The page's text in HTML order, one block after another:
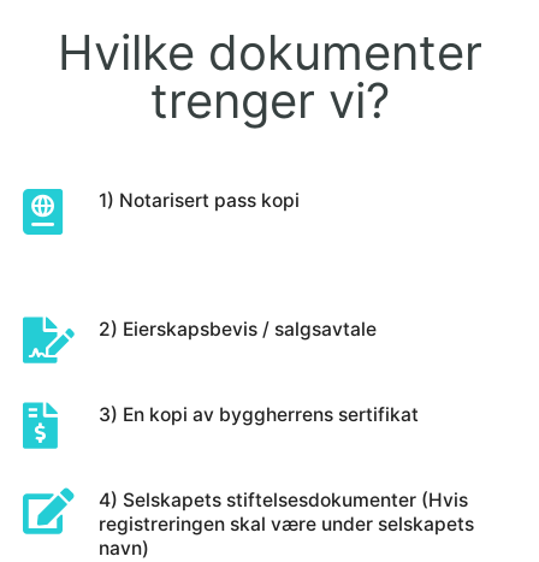
Hvilke dokumenter
trenger vi?
1) Notarisert pass kopi
2) Eierskapsbevis / salgsavtale
3) En kopi av byggherrens sertifikat
4) Selskapets stiftelsesdokumenter (Hvis
registreringen skal være under selskapets
navn)